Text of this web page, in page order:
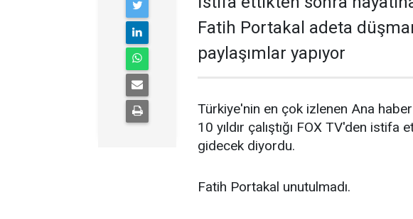
Fatih Portakal adeta
paylaşımlar yapıyor
Türkiye'nin en çok izlenen Ana
10 yıldır çalıştığı FOX TV'den
gidecek diyordu.
Fatih Portakal unutulmadı.